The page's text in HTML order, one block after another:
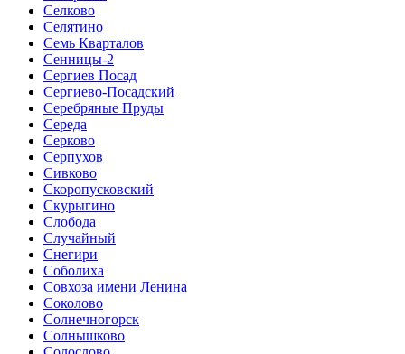
Селково
Селятино
Семь Кварталов
Сенницы-2
Сергиев Посад
Сергиево-Посадский
Серебряные Пруды
Середа
Серково
Серпухов
Сивково
Скоропусковский
Скурыгино
Слобода
Случайный
Снегири
Соболиха
Совхоза имени Ленина
Соколово
Солнечногорск
Солнышково